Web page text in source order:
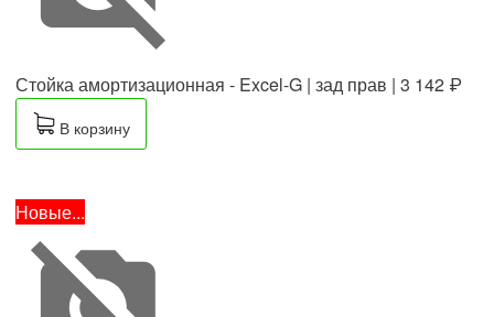
Стойка амортизационная - Excel-G | зад прав | 3 142 ₽
В корзину
Новые...